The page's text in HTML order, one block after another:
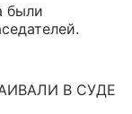
были
В СУДЕ